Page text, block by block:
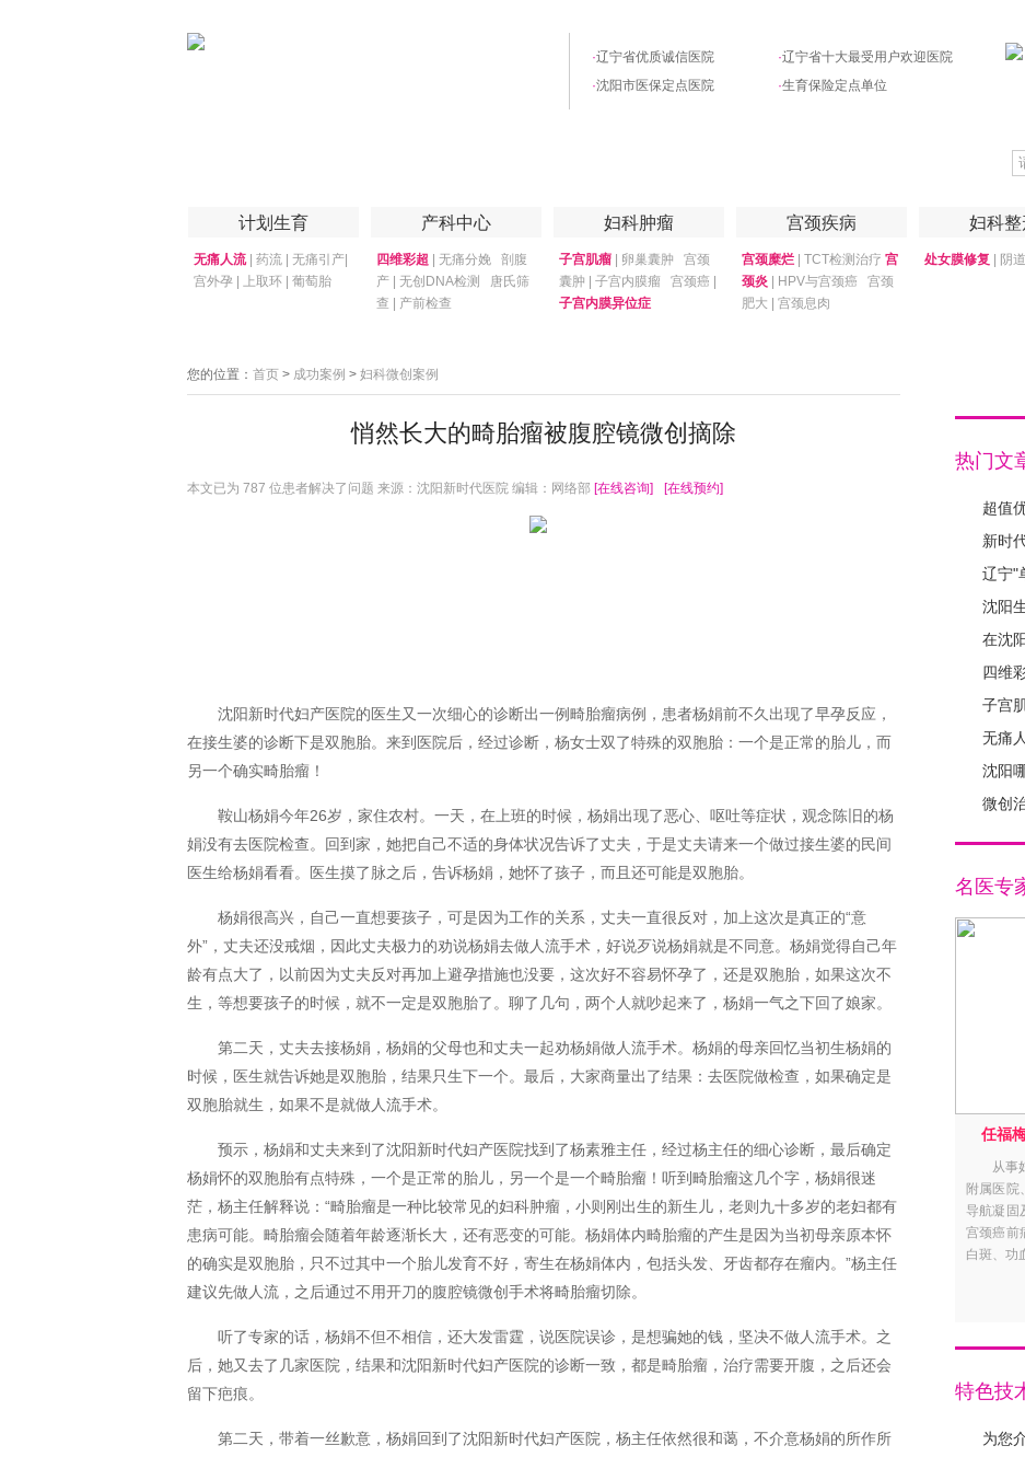
·辽宁省优质诚信医院 ·辽宁省十大最受用户欢迎医院
·沈阳市医保定点医院 ·生育保险定点单位
计划生育
无痛人流| 药流 无痛引产
宫外孕
上取环 葡萄胎
产科中心
四维彩超 无痛分娩
剖腹
产
无创DNA检测
唐氏筛
查
产前检查
妇科肿瘤
子宫肌瘤 卵巢囊肿
宫颈
囊肿
子宫内膜瘤 宫颈癌
子宫内膜异位症
宫颈疾病
宫颈糜烂 TCT检测治疗 宫
颈炎
HPV与宫颈癌
宫颈
肥大
宫颈息肉
妇科整
处女膜修复 阴
您的位置： 首页 > 成功案例 > 妇科微创案例
悄然长大的畸胎瘤被腹腔镜微创摘除
本文已为 787 位患者解决了问题 来源：沈阳新时代医院 编辑：网络部 [在线咨询] [在线预约]
沈阳新时代妇产医院的医生又一次细心的诊断出一例畸胎瘤病例，患者杨娟前不久出现了早孕反应，
在接生婆的诊断下是双胞胎。来到医院后，经过诊断，杨女士双了特殊的双胞胎：一个是正常的胎儿，而
另一个确实畸胎瘤！
鞍山杨娟今年26岁，家住农村。一天，在上班的时候，杨娟出现了恶心、呕吐等症状，观念陈旧的杨
娟没有去医院检查。回到家，她把自己不适的身体状况告诉了丈夫，于是丈夫请来一个做过接生婆的民间
医生给杨娟看看。医生摸了脉之后，告诉杨娟，她怀了孩子，而且还可能是双胞胎。
杨娟很高兴，自己一直想要孩子，可是因为工作的关系，丈夫一直很反对，加上这次是真正的“意
外”，丈夫还没戒烟，因此丈夫极力的劝说杨娟去做人流手术，好说歹说杨娟就是不同意。杨娟觉得自己年
龄有点大了，以前因为丈夫反对再加上避孕措施也没要，这次好不容易怀孕了，还是双胞胎，如果这次不
生，等想要孩子的时候，就不一定是双胞胎了。聊了几句，两个人就吵起来了，杨娟一气之下回了娘家。
第二天，丈夫去接杨娟，杨娟的父母也和丈夫一起劝杨娟做人流手术。杨娟的母亲回忆当初生杨娟的
时候，医生就告诉她是双胞胎，结果只生下一个。最后，大家商量出了结果：去医院做检查，如果确定是
双胞胎就生，如果不是就做人流手术。
预示，杨娟和丈夫来到了沈阳新时代妇产医院找到了杨素雅主任，经过杨主任的细心诊断，最后确定
杨娟怀的双胞胎有点特殊，一个是正常的胎儿，另一个是一个畸胎瘤！听到畸胎瘤这几个字，杨娟很迷
茫，杨主任解释说：“畸胎瘤是一种比较常见的妇科肿瘤，小则刚出生的新生儿，老则九十多岁的老妇都有
患病可能。畸胎瘤会随着年龄逐渐长大，还有恶变的可能。杨娟体内畸胎瘤的产生是因为当初母亲原本怀
的确实是双胞胎，只不过其中一个胎儿发育不好，寄生在杨娟体内，包括头发、牙齿都存在瘤内。”杨主任
建议先做人流，之后通过不用开刀的腹腔镜微创手术将畸胎瘤切除。
听了专家的话，杨娟不但不相信，还大发雷霆，说医院误诊，是想骗她的钱，坚决不做人流手术。之
后，她又去了几家医院，结果和沈阳新时代妇产医院的诊断一致，都是畸胎瘤，治疗需要开腹，之后还会
留下疤痕。
第二天，带着一丝歉意，杨娟回到了沈阳新时代妇产医院，杨主任依然很和蔼，不介意杨娟的所作所
热门文
超值
新时
辽宁"
好？
沈阳
在沈
四维
子宫
无痛
沈阳
微创
名医专
任福
从事
附属医院
导航凝固
宫颈癌前
白斑、功
特色技
为您